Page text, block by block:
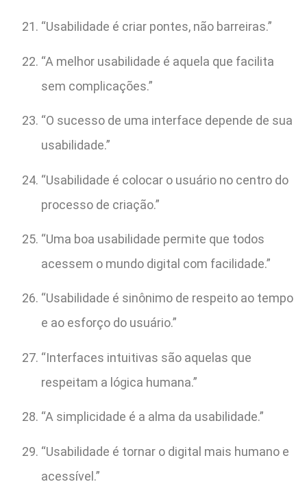
“Usabilidade é criar pontes, não barreiras.”
“A melhor usabilidade é aquela que facilita
sem complicações.”
“O sucesso de uma interface depende de sua
usabilidade.”
“Usabilidade é colocar o usuário no centro do
processo de criação.”
“Uma boa usabilidade permite que todos
acessem o mundo digital com facilidade.”
“Usabilidade é sinônimo de respeito ao tempo
e ao esforço do usuário.”
“Interfaces intuitivas são aquelas que
respeitam a lógica humana.”
“A simplicidade é a alma da usabilidade.”
“Usabilidade é tornar o digital mais humano e
acessível.”